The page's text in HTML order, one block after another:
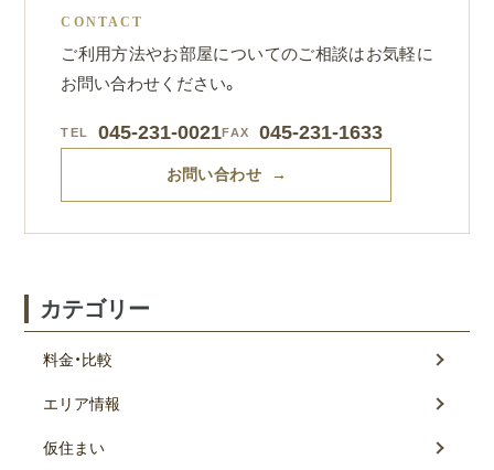
CONTACT
ご利用方法やお部屋についてのご相談はお気軽に
お問い合わせください。
TEL 045-231-0021FAX 045-231-1633
お問い合わせ →
カテゴリー
料金・比較
エリア情報
仮住まい